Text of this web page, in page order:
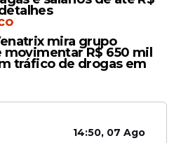
no primeiro "sextou"
2026
mira grupo
R$ 650 mil
tráfico de drogas em
14:50, 07 Ago